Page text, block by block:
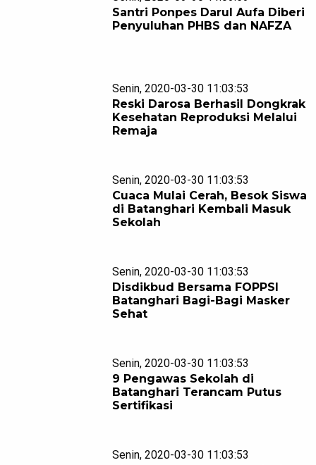
Santri Ponpes Darul Aufa Diberi
Penyuluhan PHBS dan NAFZA
Senin, 2020-03-30 11:03:53
Reski Darosa Berhasil Dongkrak
Kesehatan Reproduksi Melalui
Remaja
Senin, 2020-03-30 11:03:53
Cuaca Mulai Cerah, Besok Siswa
di Batanghari Kembali Masuk
Sekolah
Senin, 2020-03-30 11:03:53
Disdikbud Bersama FOPPSI
Batanghari Bagi-Bagi Masker
Sehat
Senin, 2020-03-30 11:03:53
9 Pengawas Sekolah di
Batanghari Terancam Putus
Sertifikasi
Senin, 2020-03-30 11:03:53